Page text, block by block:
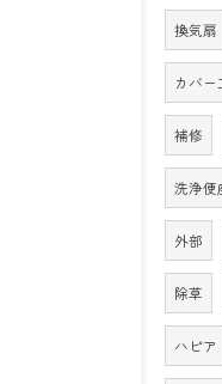
換気扇
カバー
補修
洗浄便
外部
除草
ハピア